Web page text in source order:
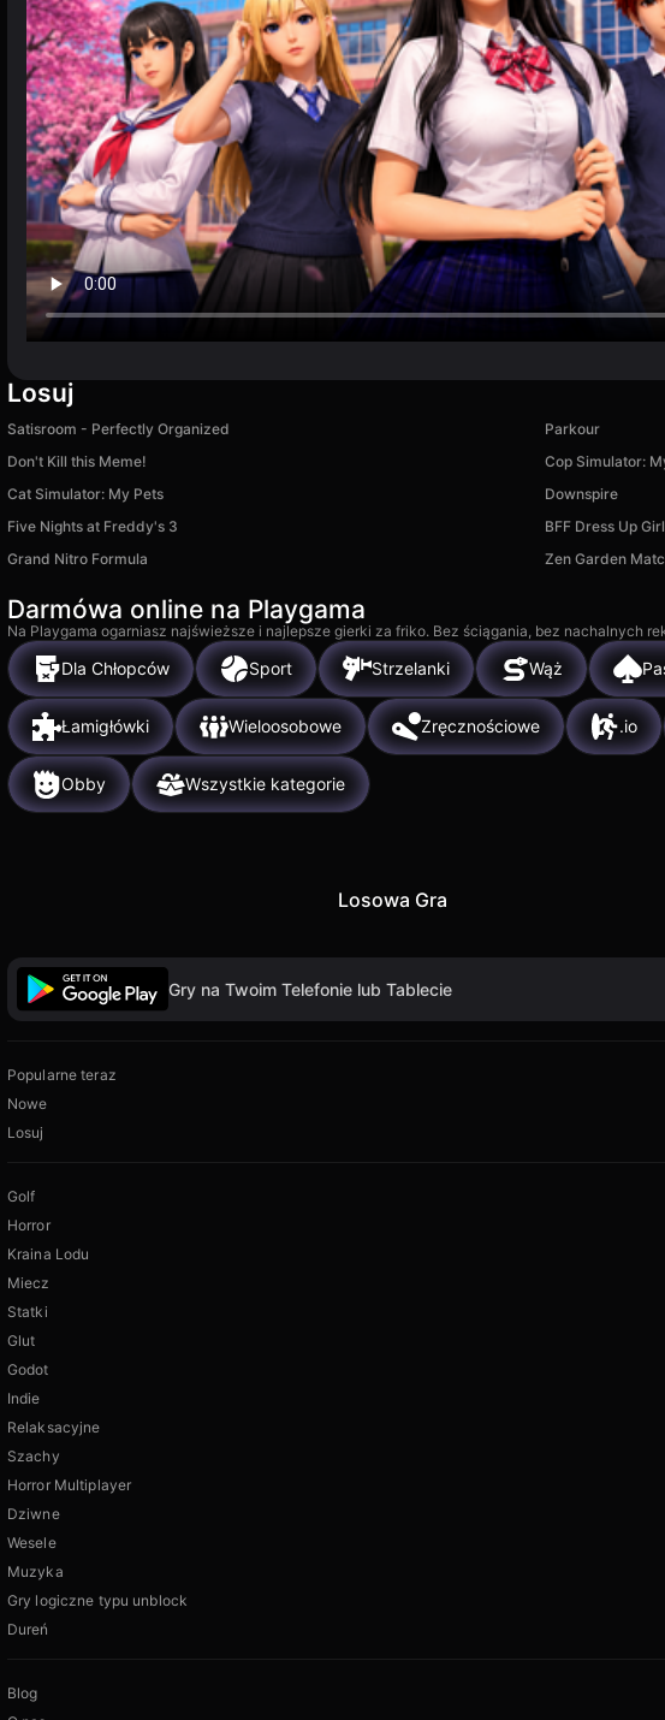
Losuj
Satisroom - Perfectly Organized Parkour
Don't Kill this Meme!
Cop Simulator:
Cat Simulator: My Pets
Downspire
Five Nights at Freddy's 3
BFF Dress Up
Grand Nitro Formula
Zen Garden
Darmówa online na Playgama
Na Playgama ogarniasz najświeższe i najlepsze gierki za friko. Bez ściągania, bez nachalnych
Dla Chłopców Sport Strzelanki Wąż
Łamigłówki Wieloosobowe Zręcznościowe .io
Obby Wszystkie kategorie
Losowa Gra
Gry na Twoim Telefonie lub Tablecie
Popularne teraz
Nowe
Losuj
Golf
Horror
Kraina Lodu
Miecz
Statki
Glut
Godot
Indie
Relaksacyjne
Szachy
Horror Multiplayer
Dziwne
Wesele
Muzyka
Gry logiczne typu unblock
Dureń
Blog